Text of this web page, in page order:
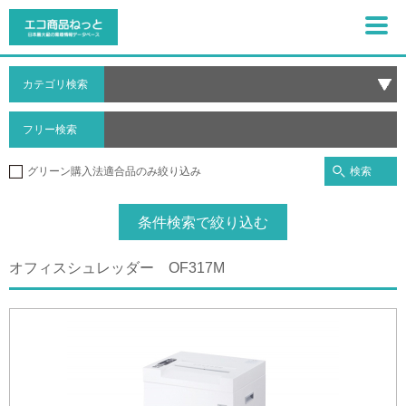
カテゴリ検索
フリー検索
グリーン購入法適合品のみ絞り込み 検索
条件検索で絞り込む
オフィスシュレッダー OF317M